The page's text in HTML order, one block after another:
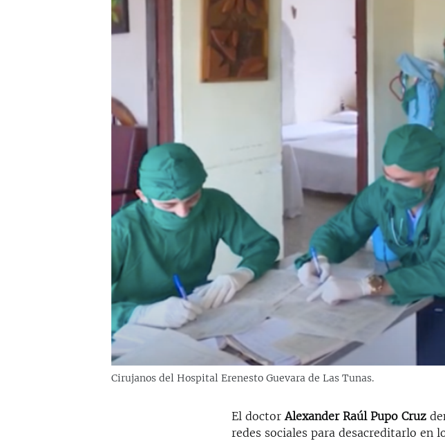
SER VIEJO EN CUBA
LOS SANTOS DE HIALEAH
DESINFORMACIÓN RUSA EN
LA INVASIÓN DE RUSIA A UCRANIA
Cirujanos del Hospital Erenesto Guevara de Las Tunas.
El doctorAlexander Raúl Pupo Cruz
redes sociales para desacreditarlo en